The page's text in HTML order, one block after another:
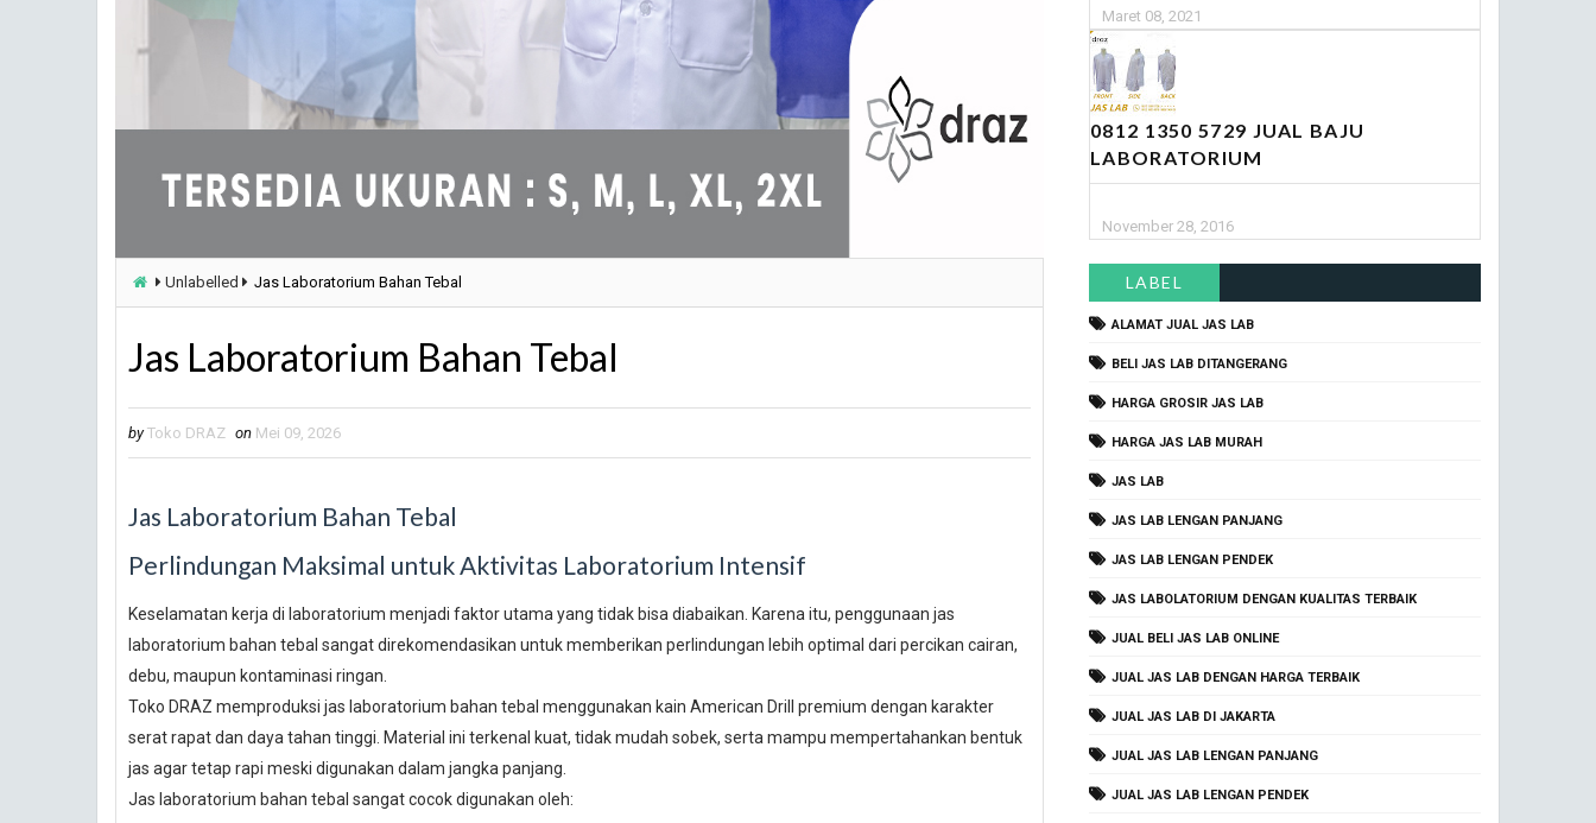
Unlabelled Jas Laboratorium Bahan Tebal
Jas Laboratorium Bahan Tebal
by Toko DRAZ on Mei 09, 2026
Jas Laboratorium Bahan Tebal
Perlindungan Maksimal untuk Aktivitas Laboratorium Intensif
Keselamatan kerja di laboratorium menjadi faktor utama yang tidak bisa diabaikan. Karena itu, penggunaan jas
laboratorium bahan tebal sangat direkomendasikan untuk memberikan perlindungan lebih optimal dari percikan cairan,
debu, maupun kontaminasi ringan.
Toko DRAZ memproduksi jas laboratorium bahan tebal menggunakan kain American Drill premium dengan karakter
serat rapat dan daya tahan tinggi. Material ini terkenal kuat, tidak mudah sobek, serta mampu mempertahankan bentuk
jas agar tetap rapi meski digunakan dalam jangka panjang.
Jas laboratorium bahan tebal sangat cocok digunakan oleh:
Maret 08, 2021
0812 1350 5729 JUAL BAJU
LABORATORIUM
November 28, 2016
LABEL
ALAMAT JUAL JAS LAB
BELI JAS LAB DITANGERANG
HARGA GROSIR JAS LAB
HARGA JAS LAB MURAH
JAS LAB
JAS LAB LENGAN PANJANG
JAS LAB LENGAN PENDEK
JAS LABOLATORIUM DENGAN KUALITAS TERBAIK
JUAL BELI JAS LAB ONLINE
JUAL JAS LAB DENGAN HARGA TERBAIK
JUAL JAS LAB DI JAKARTA
JUAL JAS LAB LENGAN PANJANG
JUAL JAS LAB LENGAN PENDEK